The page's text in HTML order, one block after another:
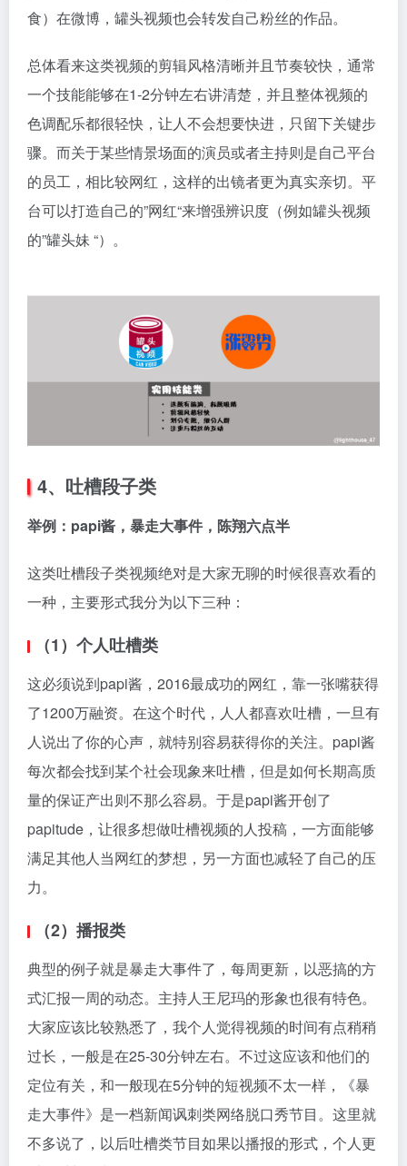
食）在微博，罐头视频也会转发自己粉丝的作品。
总体看来这类视频的剪辑风格清晰并且节奏较快，通常
一个技能能够在1-2分钟左右讲清楚，并且整体视频的
色调配乐都很轻快，让人不会想要快进，只留下关键步
骤。而关于某些情景场面的演员或者主持则是自己平台
的员工，相比较网红，这样的出镜者更为真实亲切。平
台可以打造自己的”网红“来增强辨识度（例如罐头视频
的”罐头妹 “）。
4、吐槽段子类
举例：papi酱，暴走大事件，陈翔六点半
这类吐槽段子类视频绝对是大家无聊的时候很喜欢看的
一种，主要形式我分为以下三种：
（1）个人吐槽类
这必须说到papi酱，2016最成功的网红，靠一张嘴获得
了1200万融资。在这个时代，人人都喜欢吐槽，一旦有
人说出了你的心声，就特别容易获得你的关注。papi酱
每次都会找到某个社会现象来吐槽，但是如何长期高质
量的保证产出则不那么容易。于是papi酱开创了
papitude，让很多想做吐槽视频的人投稿，一方面能够
满足其他人当网红的梦想，另一方面也减轻了自己的压
力。
（2）播报类
典型的例子就是暴走大事件了，每周更新，以恶搞的方
式汇报一周的动态。主持人王尼玛的形象也很有特色。
大家应该比较熟悉了，我个人觉得视频的时间有点稍稍
过长，一般是在25-30分钟左右。不过这应该和他们的
定位有关，和一般现在5分钟的短视频不太一样，《暴
走大事件》是一档新闻讽刺类网络脱口秀节目。这里就
不多说了，以后吐槽类节目如果以播报的形式，个人更